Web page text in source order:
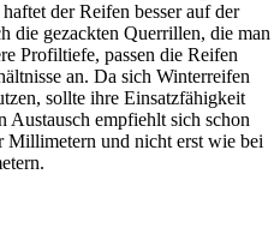
der Reifen besser auf der
die gezackten Querrillen, die man
Profiltiefe, passen die Reifen
an. Da sich Winterreifen
sollte ihre Einsatzfähigkeit
Austausch empfiehlt sich schon
und nicht erst wie bei